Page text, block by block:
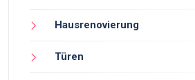
Hausrenovierung
Türen